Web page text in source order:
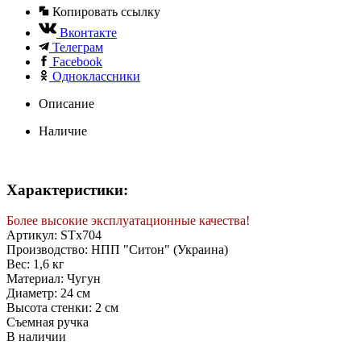
Копировать ссылку
Вконтакте
Телеграм
Facebook
Одноклассники
Описание
Наличие
Характеристики:
Более высокие эксплуатационные качества!
Артикул: STx704
Производство: НПП "Ситон" (Украина)
Вес: 1,6 кг
Материал: Чугун
Диаметр: 24 см
Высота стенки: 2 см
Съемная ручка
В наличии